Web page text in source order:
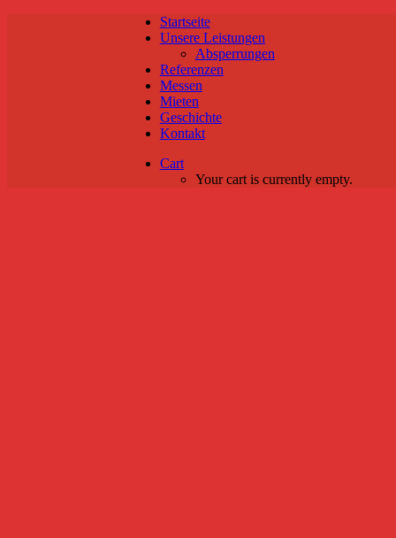
Startseite
Unsere Leistungen
Absperrungen
Referenzen
Messen
Mieten
Geschichte
Kontakt
Cart
Your cart is currently empty.